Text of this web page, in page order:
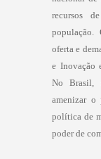
recursos
população.
oferta e
e Inovação
No Brasil,
amenizar o
política de
poder de